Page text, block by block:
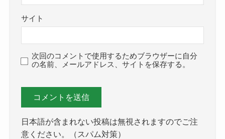
サイト
次回のコメントで使用するためブラウザーに自分
の名前、メールアドレス、サイトを保存する。
日本語が含まれない投稿は無視されますのでご注
意ください。（スパム対策）